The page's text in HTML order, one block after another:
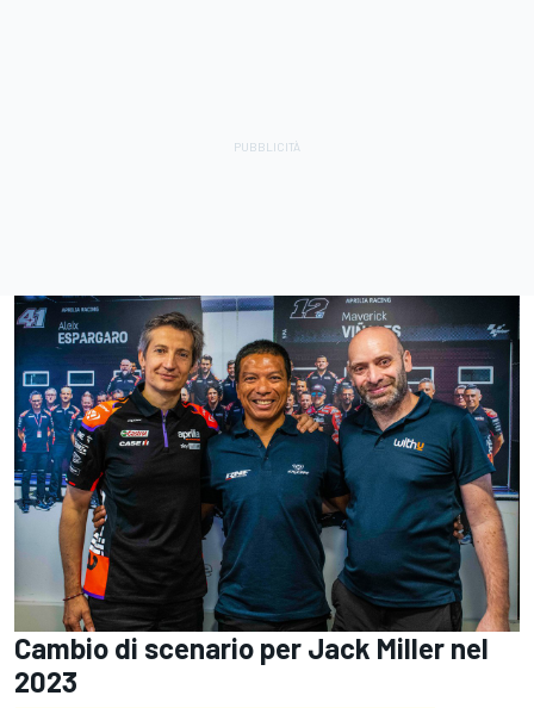
Cambio di scenario per Jack Miller nel
2023